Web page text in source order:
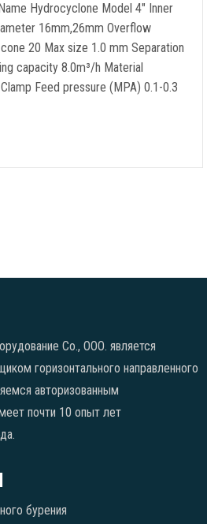
Hydrocyclone Model 4″ Inner
16mm,26mm Overflow
20 Max size 1.0 mm Separation
capacity 8.0m³/h Material
Feed pressure (MPA) 0.1-0.3
Co., ООО. является
горизонтального направленного
авторизованным
почти 10 опыт лет
бурения